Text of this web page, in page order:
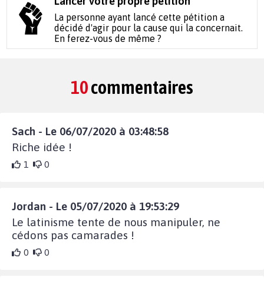
La personne ayant lancé cette pétition a
décidé d'agir pour la cause qui la concernait.
En ferez-vous de même ?
10commentaires
Sach - Le 06/07/2020 à 03:48:58
Riche idée !
1 0
Jordan - Le 05/07/2020 à 19:53:29
Le latinisme tente de nous manipuler, ne
cédons pas camarades !
0 0